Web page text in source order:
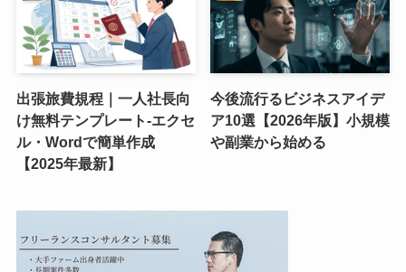
出張旅費規程｜一人社長向
け無料テンプレート-エクセ
ル・Wordで簡単作成
【2025年最新】
今後流行るビジネスアイデ
ア10選【2026年版】小規模
や副業から始める